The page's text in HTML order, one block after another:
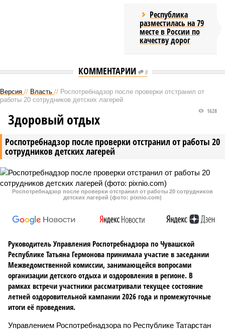
Республика
разместилась на 79
месте в России по
качеству дорог
КОММЕНТАРИИ 0
Версия // Власть // Роспотребнадзор после проверки отстранил от
работы 20 сотрудников детских лагерей
Роспотребнадзор после проверки отстранил от работы 20
сотрудников детских лагерей
1628
Здоровый отдых
Роспотребнадзор после проверки отстранил от работы 20 сотрудников
детских лагерей (фото: pixnio.com)
Руководитель Управления Роспотребнадзора по Чувашской
Республике Татьяна Гермонова принимала участие в заседании
Межведомственной комиссии, занимающейся вопросами
организации детского отдыха и оздоровления в регионе. В
рамках встречи участники рассматривали текущее состояние
летней оздоровительной кампании 2026 года и промежуточные
итоги её проведения.
Управлением Роспотребнадзора по Республике Татарстан